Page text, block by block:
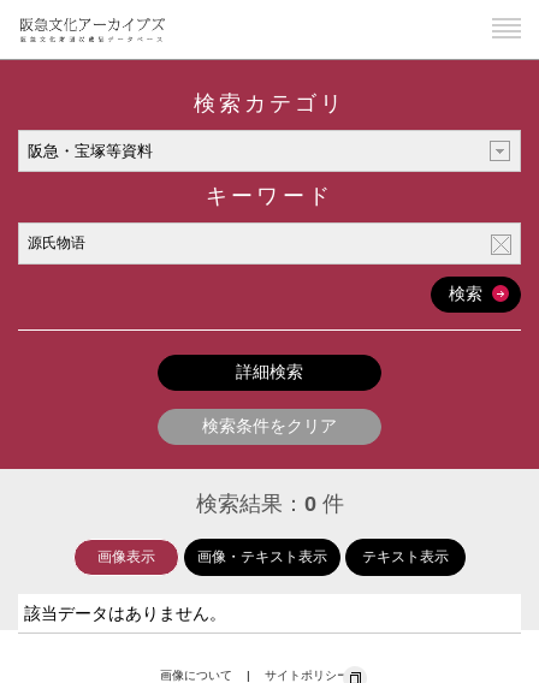
検索カテゴリ
キーワード
検索
詳細検索
検索条件をクリア
検索結果： 0 件
画像表示 画像・テキスト表示 テキスト表示
該当データはありません。
画像について サイトポリシー